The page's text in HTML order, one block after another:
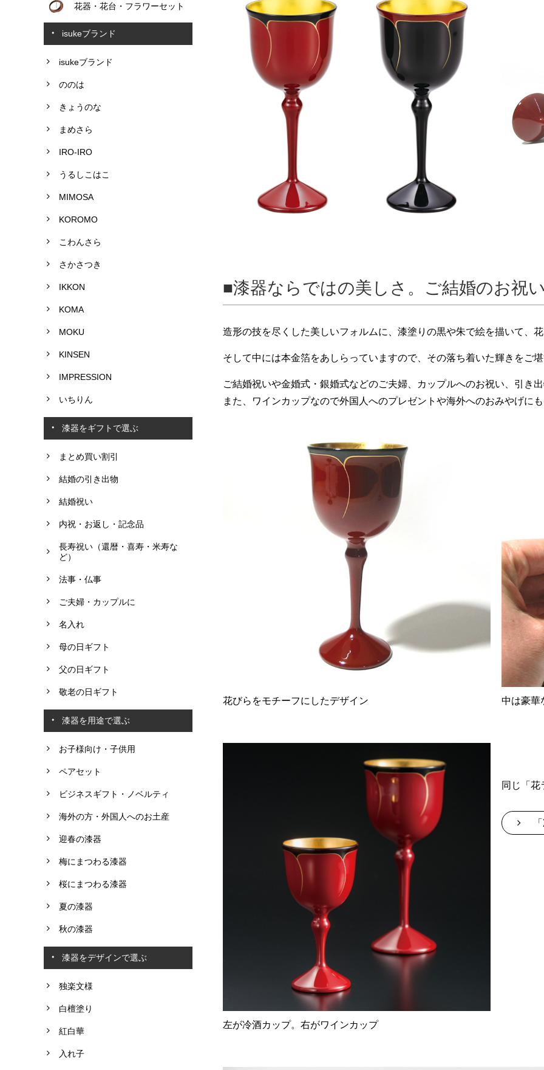
花器・花台・フラワーセット
isukeブランド
isukeブランド
ののは
きょうのな
まめさら
IRO-IRO
うるしこはこ
MIMOSA
KOROMO
こわんさら
さかさつき
IKKON
KOMA
MOKU
KINSEN
IMPRESSION
いちりん
漆器をギフトで選ぶ
まとめ買い割引
結婚の引き出物
結婚祝い
内祝・お返し・記念品
長寿祝い（還暦・喜寿・米寿な
ど）
法事・仏事
ご夫婦・カップルに
名入れ
母の日ギフト
父の日ギフト
敬老の日ギフト
漆器を用途で選ぶ
お子様向け・子供用
ペアセット
ビジネスギフト・ノベルティ
海外の方・外国人へのお土産
迎春の漆器
梅にまつわる漆器
桜にまつわる漆器
夏の漆器
秋の漆器
漆器をデザインで選ぶ
独楽文様
白檀塗り
紅白華
入れ子
漆器ならではの美しさ。ご結婚のお祝
造形の技を尽くした美しいフォルムに、漆塗りの黒や朱で絵を描いて、
そして中には本金箔をあしらっていますので、その落ち着いた輝きをご
ご結婚祝いや金婚式・銀婚式などのご夫婦、カップルへのお祝い、引き
また、ワインカップなので外国人へのプレゼントや海外へのおみやげに
花びらをモチーフにしたデザイン 中は豪華
左が冷酒カップ。右がワインカップ
同じ「花